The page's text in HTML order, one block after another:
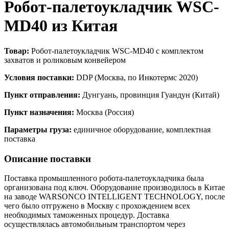
Робот-палетоукладчик WSC-
MD40 из Китая
Товар: Робот-палетоукладчик WSC-MD40 с комплектом
захватов и роликовым конвейером
Условия поставки: DDP (Москва, по Инкотермс 2020)
Пункт отправления: Дунгуань, провинция Гуандун (Китай)
Пункт назначения: Москва (Россия)
Параметры груза: единичное оборудование, комплектная
поставка
Описание поставки
Поставка промышленного робота-палетоукладчика была
организована под ключ. Оборудование производилось в Китае
на заводе WARSONCO INTELLIGENT TECHNOLOGY, после
чего было отгружено в Москву с прохождением всех
необходимых таможенных процедур. Доставка
осуществлялась автомобильным транспортом через